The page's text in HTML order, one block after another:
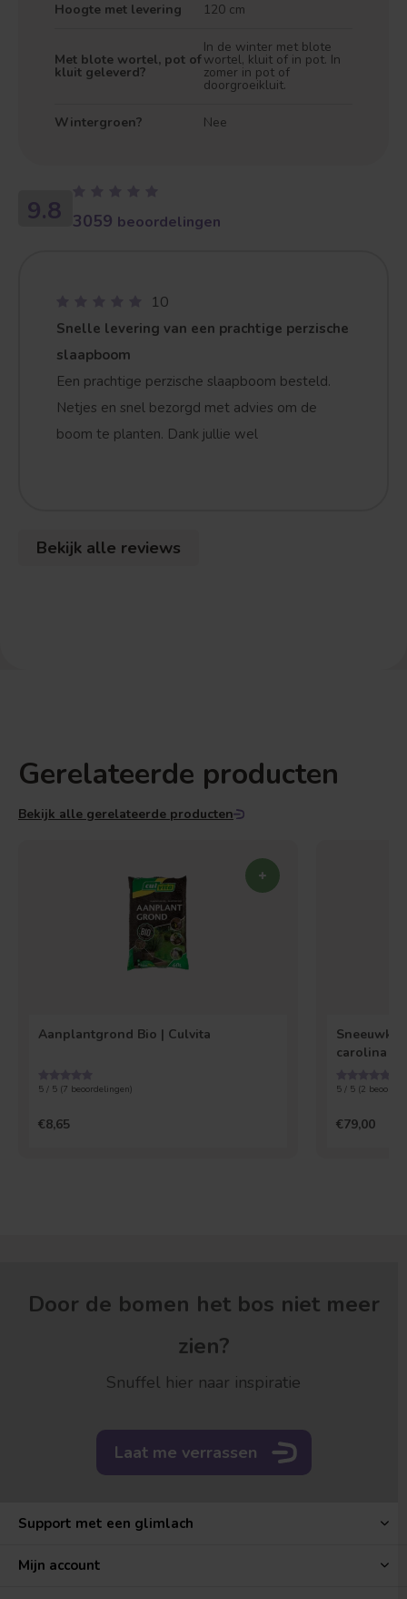
Hoogte met levering 120 cm
Met blote wortel, pot of
kluit geleverd?
In de winter met blote
wortel, kluit of in pot. In
zomer in pot of
doorgroeikluit.
Wintergroen? Nee
9.8 3059 beoordelingen
10
Snelle levering van een prachtige perzische
slaapboom
Een prachtige perzische slaapboom besteld.
Netjes en snel bezorgd met advies om de
boom te planten. Dank jullie wel
Bekijk alle reviews
Gerelateerde producten
Bekijk alle gerelateerde producten
Aanplantgrond Bio | Culvita
5 / 5 (7 beoordelingen)
€8,65
carolina
5 / 5 (2
€79,00
Door de bomen het bos niet meer
zien?
Snuffel hier naar inspiratie
Laat me verrassen
Support met een glimlach
Mijn account